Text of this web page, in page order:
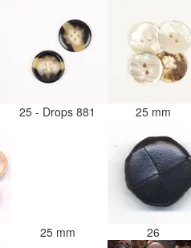
25 - Drops 881 25 mm
25 mm 26